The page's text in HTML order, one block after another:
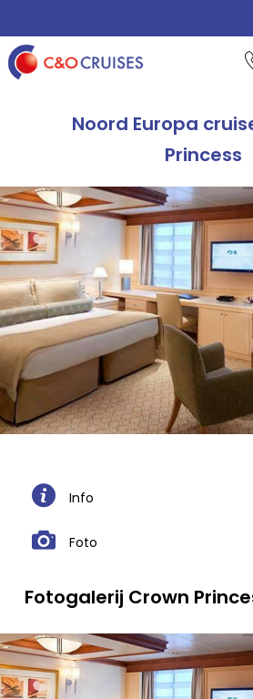
Noord Europa
Princess
Info
Foto
Fotogalerij Crown